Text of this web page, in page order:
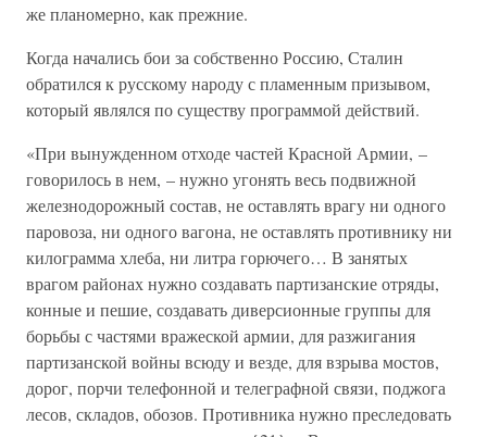
же планомерно, как прежние.
Когда начались бои за собственно Россию, Сталин
обратился к русскому народу с пламенным призывом,
который являлся по существу программой действий.
«При вынужденном отходе частей Красной Армии, –
говорилось в нем, – нужно угонять весь подвижной
железнодорожный состав, не оставлять врагу ни одного
паровоза, ни одного вагона, не оставлять противнику ни
килограмма хлеба, ни литра горючего… В занятых
врагом районах нужно создавать партизанские отряды,
конные и пешие, создавать диверсионные группы для
борьбы с частями вражеской армии, для разжигания
партизанской войны всюду и везде, для взрыва мостов,
дорог, порчи телефонной и телеграфной связи, поджога
лесов, складов, обозов. Противника нужно преследовать